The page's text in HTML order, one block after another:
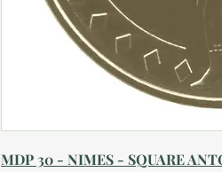
MDP 30 - NIMES - SQUARE